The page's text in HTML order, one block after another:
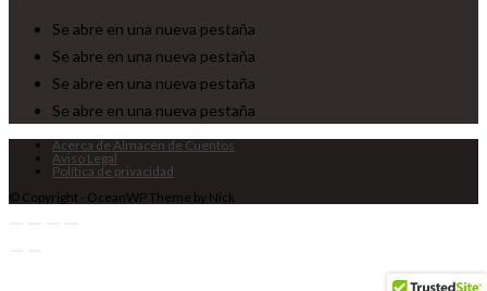
Se abre en una nueva pestaña
Se abre en una nueva pestaña
Se abre en una nueva pestaña
Se abre en una nueva pestaña
Acerca de Almacén de Cuentos
Aviso Legal
Política de privacidad
© Copyright - OceanWP Theme by Nick